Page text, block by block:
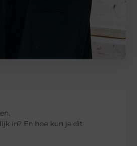
in? En hoe kun je dit